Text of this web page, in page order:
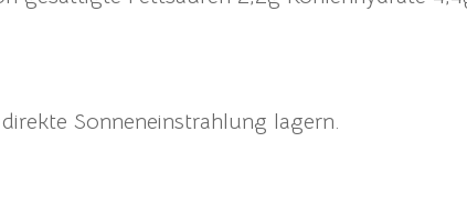
Sonneneinstrahlung lagern.